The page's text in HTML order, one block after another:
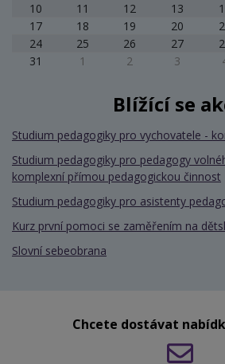
10
11 12 13
17
18 19 20
24
25 26 27
31
1 2 3
Blížící se
Studium pedagogiky pro vychovatele -
Studium pedagogiky pro pedagogy
komplexní přímou pedagogickou činnost
Studium pedagogiky pro asistenty
Kurz první pomoci se zaměřením na
Slovní sebeobrana
Chcete dostávat